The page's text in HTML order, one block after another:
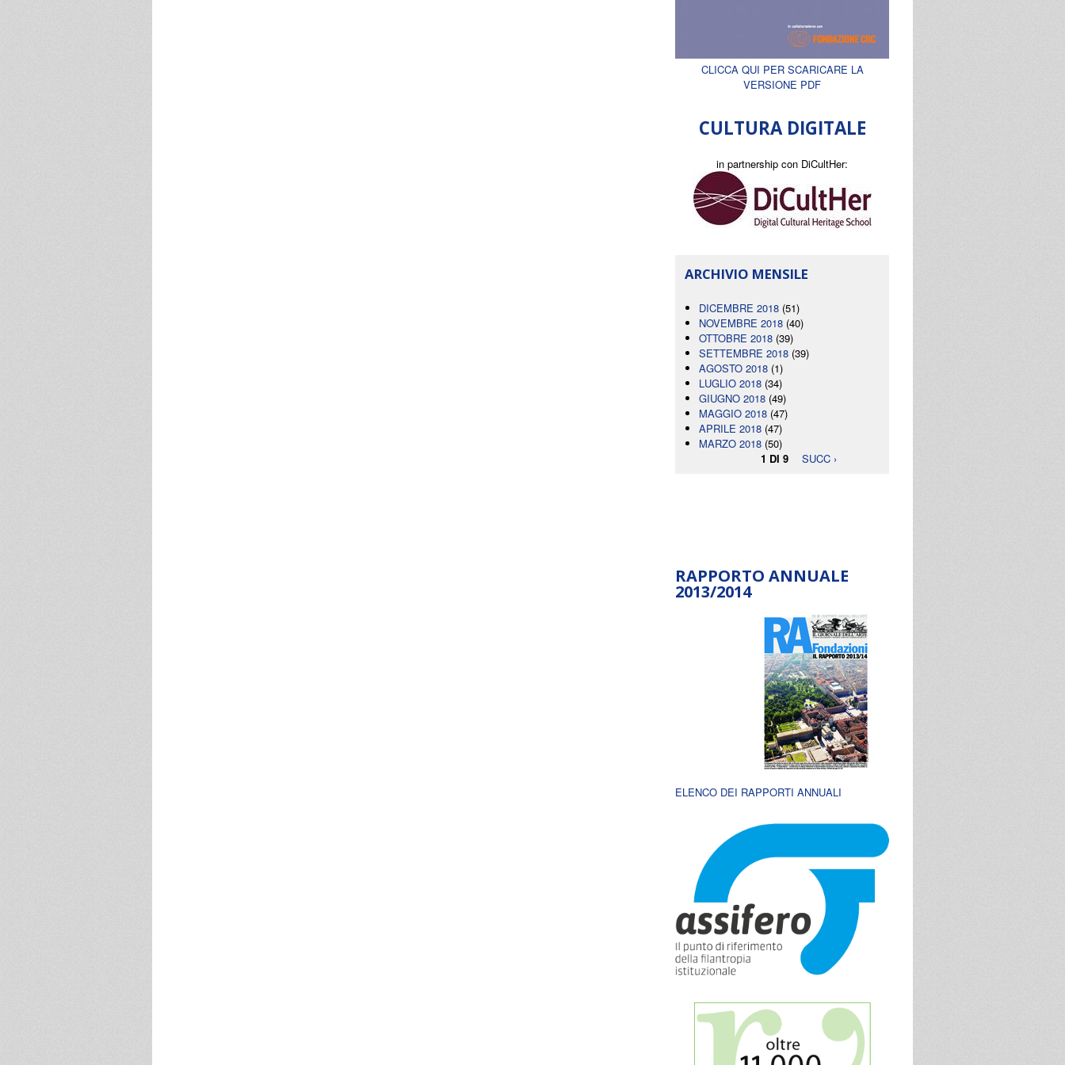
CLICCA QUI PER SCARICARE LA
VERSIONE PDF
CULTURA DIGITALE
in partnership con DiCultHer:
ARCHIVIO MENSILE
DICEMBRE 2018 (51)
NOVEMBRE 2018 (40)
OTTOBRE 2018 (39)
SETTEMBRE 2018 (39)
AGOSTO 2018 (1)
LUGLIO 2018 (34)
GIUGNO 2018 (49)
MAGGIO 2018 (47)
APRILE 2018 (47)
MARZO 2018 (50)
1 DI 9
SUCC ›
RAPPORTO ANNUALE
2013/2014
ELENCO DEI RAPPORTI ANNUALI